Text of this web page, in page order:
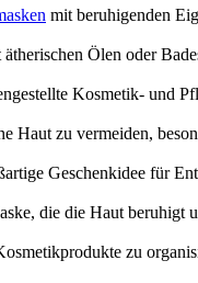
mit beruhigenden
ätherischen Ölen oder
Kosmetik- und
Haut zu vermeiden,
Geschenkidee für
die die Haut beruhigt
zu